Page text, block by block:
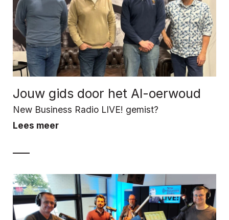
Jouw gids door het AI-oerwoud
New Business Radio LIVE! gemist?
Lees meer